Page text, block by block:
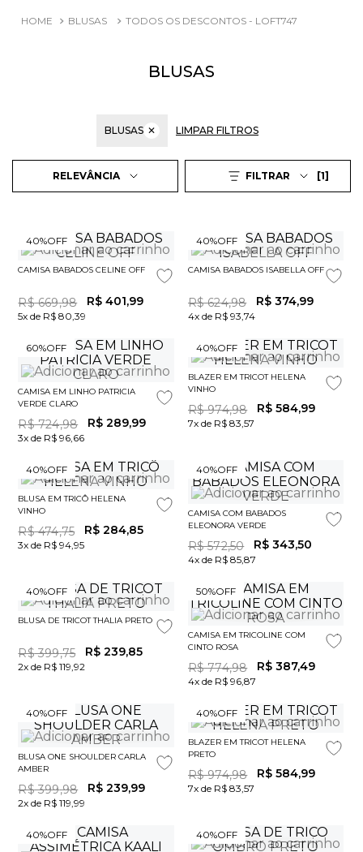
BLUSAS TODOS OS DESCONTOS - LOFT747
BLUSAS
BLUSAS ✕ LIMPAR FILTROS
RELEVÂNCIA FILTRAR 1
40%OFF
CAMISA BABADOS CELINE OFF
R$ 669,98 R$ 401,99
5x de R$ 80,39
40%OFF
CAMISA BABADOS ISABELLA OFF
R$ 624,98 R$ 374,99
4x de R$ 93,74
60%OFF
CAMISA EM LINHO PATRICIA
VERDE CLARO
R$ 724,98 R$ 289,99
3x de R$ 96,66
40%OFF
BLAZER EM TRICOT HELENA
VINHO
R$ 974,98 R$ 584,99
7x de R$ 83,57
40%OFF
BLUSA EM TRICÔ HELENA
VINHO
R$ 474,75 R$ 284,85
3x de R$ 94,95
40%OFF
CAMISA COM BABADOS
ELEONORA VERDE
R$ 572,50 R$ 343,50
4x de R$ 85,87
40%OFF
BLUSA DE TRICOT THALIA PRETO
R$ 399,75 R$ 239,85
2x de R$ 119,92
50%OFF
CAMISA EM TRICOLINE COM
CINTO ROSA
R$ 774,98 R$ 387,49
4x de R$ 96,87
40%OFF
BLUSA ONE SHOULDER CARLA
AMBER
R$ 399,98 R$ 239,99
2x de R$ 119,99
40%OFF
BLAZER EM TRICOT HELENA
PRETO
R$ 974,98 R$ 584,99
7x de R$ 83,57
40%OFF 40%OFF